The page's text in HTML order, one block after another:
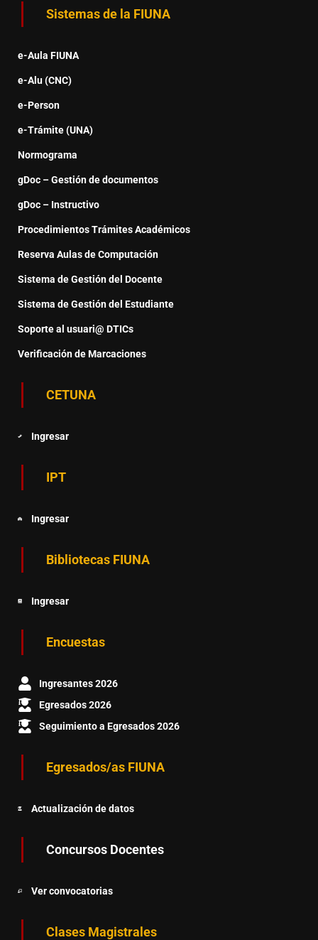
Sistemas de la FIUNA
e-Aula FIUNA
e-Alu (CNC)
e-Person
e-Trámite (UNA)
Normograma
gDoc – Gestión de documentos
gDoc – Instructivo
Procedimientos Trámites Académicos
Reserva Aulas de Computación
Sistema de Gestión del Docente
Sistema de Gestión del Estudiante
Soporte al usuari@ DTICs
Verificación de Marcaciones
CETUNA
Ingresar
IPT
Ingresar
Bibliotecas FIUNA
Ingresar
Encuestas
Ingresantes 2026
Egresados 2026
Seguimiento a Egresados 2026
Egresados/as FIUNA
Actualización de datos
Concursos Docentes
Ver convocatorias
Clases Magistrales